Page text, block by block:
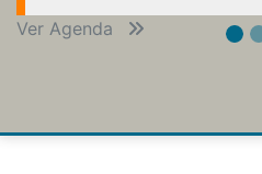
Ver Agenda